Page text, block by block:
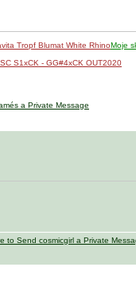
Tropf Blumat White RhinoMoje
S1xCK - GG#4xCK OUT2020